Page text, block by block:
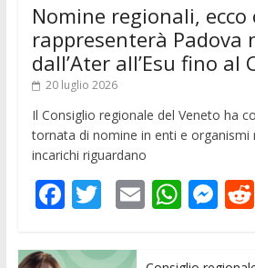
Nomine regionali, ecco
rappresenterà Padova
dall’Ater all’Esu fino al
20 luglio 2026
Il Consiglio regionale del Veneto ha
tornata di nomine in enti e organismi
incarichi riguardano
F
e
T
itt
E W
at
M